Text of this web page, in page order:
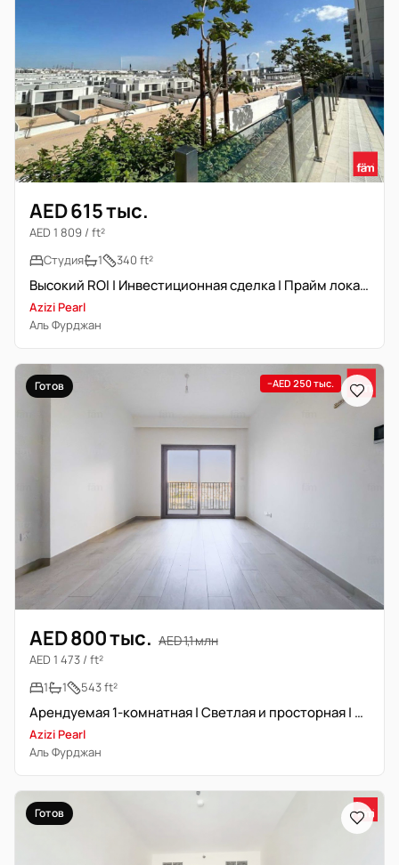
AED 615 тыс.
AED 1 809 / ft²
Студия
1 340 ft²
Высокий ROI | Инвестиционная сделка | Прайм локация
Azizi Pearl
Аль Фурджан
Готов −AED 250 тыс.
AED 800 тыс. AED 1,1 млн
AED 1 473 / ft²
1
1 543 ft²
Арендуемая 1-комнатная | Светлая и просторная | Открытая планировка
Azizi Pearl
Аль Фурджан
Готов